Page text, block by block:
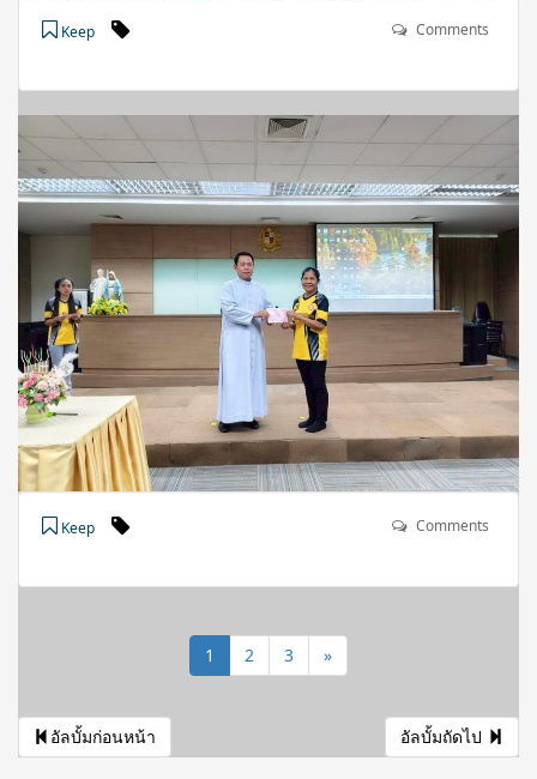
Keep Comments
Keep Comments
1 2 3 »
อัลบั้มก่อนหน้า อัลบั้มถัดไป